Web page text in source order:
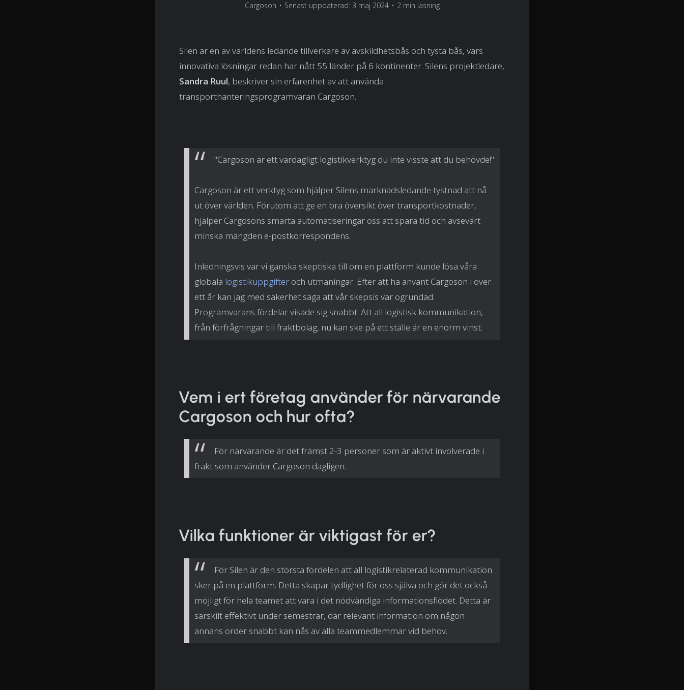
Cargoson • Senast uppdaterad: 3 maj 2024 • 2 min läsning
Silen är en av världens ledande tillverkare av avskildhetsbås och tysta bås, vars
innovativa lösningar redan har nått 55 länder på 6 kontinenter. Silens projektledare,
Sandra Ruul, beskriver sin erfarenhet av att använda
transporthanteringsprogramvaran Cargoson.
"Cargoson är ett vardagligt logistikverktyg du inte visste att du behövde!"
Cargoson är ett verktyg som hjälper Silens marknadsledande tystnad att nå
ut över världen. Förutom att ge en bra översikt över transportkostnader,
hjälper Cargosons smarta automatiseringar oss att spara tid och avsevärt
minska mängden e-postkorrespondens.
Inledningsvis var vi ganska skeptiska till om en plattform kunde lösa våra
globala logistikuppgifter och utmaningar. Efter att ha använt Cargoson i över
ett år kan jag med säkerhet säga att vår skepsis var ogrundad.
Programvarans fördelar visade sig snabbt. Att all logistisk kommunikation,
från förfrågningar till fraktbolag, nu kan ske på ett ställe är en enorm vinst.
Vem i ert företag använder för närvarande
Cargoson och hur ofta?
För närvarande är det främst 2-3 personer som är aktivt involverade i
frakt som använder Cargoson dagligen.
Vilka funktioner är viktigast för er?
För Silen är den största fördelen att all logistikrelaterad kommunikation
sker på en plattform. Detta skapar tydlighet för oss själva och gör det också
möjligt för hela teamet att vara i det nödvändiga informationsflödet. Detta är
särskilt effektivt under semestrar, där relevant information om någon
annans order snabbt kan nås av alla teammedlemmar vid behov.